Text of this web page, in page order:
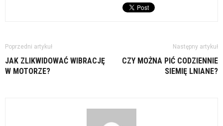
Poprzedni artykuł
JAK ZLIKWIDOWAĆ WIBRACJĘ
W MOTORZE?
Następny artykuł
CZY MOŻNA PIĆ CODZIENNIE
SIEMIĘ LNIANE?